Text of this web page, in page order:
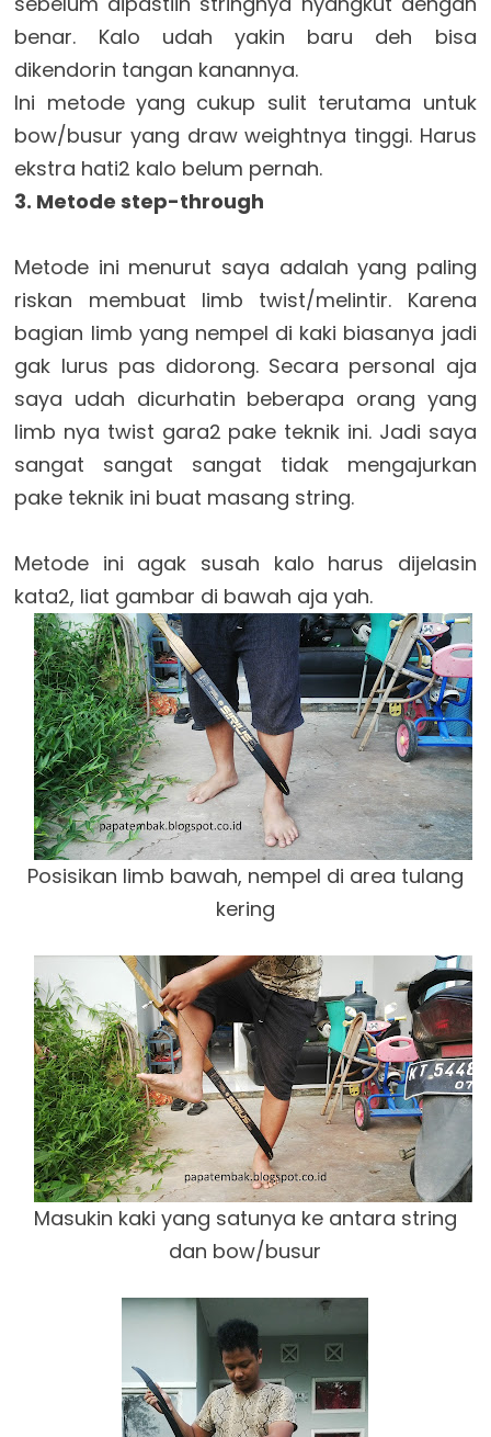
benar. Kalo udah yakin baru deh bisa
dikendorin tangan kanannya.
Ini metode yang cukup sulit terutama untuk
bow/busur yang draw weightnya tinggi. Harus
ekstra hati2 kalo belum pernah.
3. Metode step-through
Metode ini menurut saya adalah yang paling
riskan membuat limb twist/melintir. Karena
bagian limb yang nempel di kaki biasanya jadi
gak lurus pas didorong. Secara personal aja
saya udah dicurhatin beberapa orang yang
limb nya twist gara2 pake teknik ini. Jadi saya
sangat sangat sangat tidak mengajurkan
pake teknik ini buat masang string.
Metode ini agak susah kalo harus dijelasin
kata2, liat gambar di bawah aja yah.
Posisikan limb bawah, nempel di area tulang
kering
Masukin kaki yang satunya ke antara string
dan bow/busur